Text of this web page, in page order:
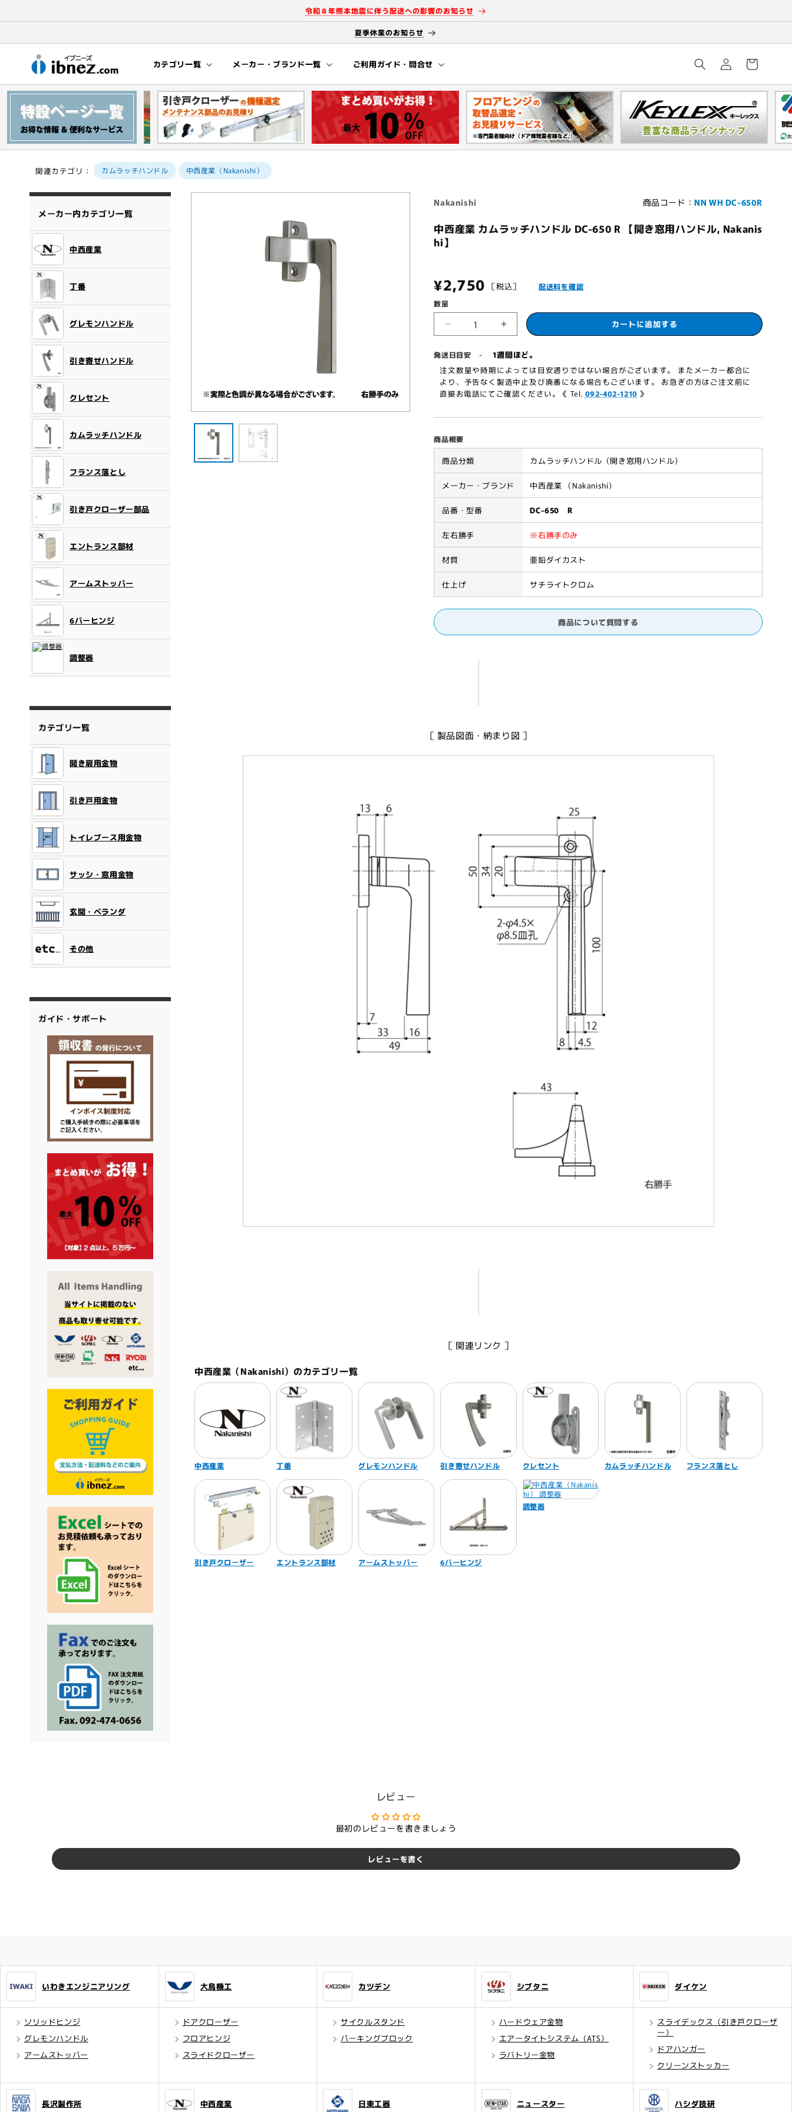
令和８年熊本地震に伴う配送への影響のお知らせ
夏季休業のお知らせ
カテゴリ一覧 メーカー・ブランド一覧 ご利用ガイド・問合せ
ロ
グ
イ
ン
ー
関連カテゴリ： カムラッチハンドル 中西産業（Nakanishi）
メーカー内カテゴリ一覧
中西産業
丁番
グレモンハンドル
引き寄せハンドル
クレセント
カムラッチハンドル
フランス落とし
引き戸クローザー部品
エントランス部材
アームストッパー
6バーヒンジ
調整器
カテゴリ一覧
開き扉用金物
引き戸用金物
トイレブース用金物
サッシ・窓用金物
玄関・ベランダ
その他
ガイド・サポート
ー
で
Nakanishi 商品コード：NN WH DC-650R
中西産業 カムラッチハンドル DC-650 R 【開き窓用ハンドル, Nakanis
hi】
通
常
価
格
¥2,750 ［税込］配送料を確認
数量
産
業
カ
ム
ラ
チ
ハ
ン
ド
ル
DC-
650
R
【開
き
窓
用
ハ
ド
減
中
産
業
カ
ム
ラ
ン
ド
ル
650
【開
用
ハ
ド
増
カートに追加する
発送日目安 - 1週間ほど。
注文数量や時期によっては目安通りではない場合がございます。 またメーカー都合に
より、予告なく製造中止及び廃番になる場合もございます。 お急ぎの方はご注文前に
直接お電話にてご確認ください。《 Tel. 092-402-1210 》
商品概要
商品分類 カムラッチハンドル（開き窓用ハンドル）
メーカー・ブランド 中西産業 （Nakanishi）
品番・型番 DC-650 R
左右勝手 ※右勝手のみ
材質 亜鉛ダイカスト
仕上げ サチライトクロム
商品について質問する
［ 製品図面・納まり図 ］
［ 関連リンク ］
中西産業（Nakanishi）のカテゴリ一覧
中西産業 丁番 グレモンハンドル 引き寄せハンドル クレセント カムラッチハンドル フランス落とし
引き戸クローザー エントランス部材 アームストッパー 6バーヒンジ
調整器
レビュー
最初のレビューを書きましょう
レビューを書く
いわきエンジニアリング
ソリッドヒンジ
グレモンハンドル
アームストッパー
大鳥機工
ドアクローザー
フロアヒンジ
スライドクローザー
カツデン
サイクルスタンド
パーキングブロック
シブタニ
ハードウェア金物
エアータイトシステム（ATS）
ラバトリー金物
ダイケン
スライデックス（引き戸クローザ
ー）
ドアハンガー
クリーンストッカー
長沢製作所 中西産業 日東工器 ニュースター ハシダ技研